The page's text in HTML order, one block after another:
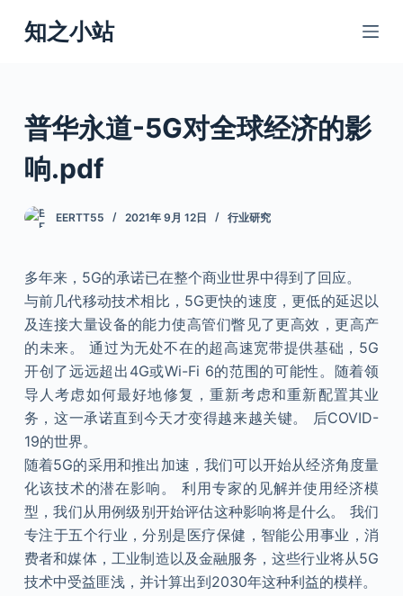
跳
过
知之小站
普华永道-5G对全球经济的影
响.pdf
EERTT55 2021年 9月 12日 行业研究
多年来，5G的承诺已在整个商业世界中得到了回应。
与前几代移动技术相比，5G更快的速度，更低的延迟以
及连接大量设备的能力使高管们瞥见了更高效，更高产
的未来。 通过为无处不在的超高速宽带提供基础，5G
开创了远远超出4G或Wi-Fi 6的范围的可能性。随着领
导人考虑如何最好地修复，重新考虑和重新配置其业
务，这一承诺直到今天才变得越来越关键。 后COVID-
19的世界。
随着5G的采用和推出加速，我们可以开始从经济角度量
化该技术的潜在影响。 利用专家的见解并使用经济模
型，我们从用例级别开始评估这种影响将是什么。 我们
专注于五个行业，分别是医疗保健，智能公用事业，消
费者和媒体，工业制造以及金融服务，这些行业将从5G
技术中受益匪浅，并计算出到2030年这种利益的模样。